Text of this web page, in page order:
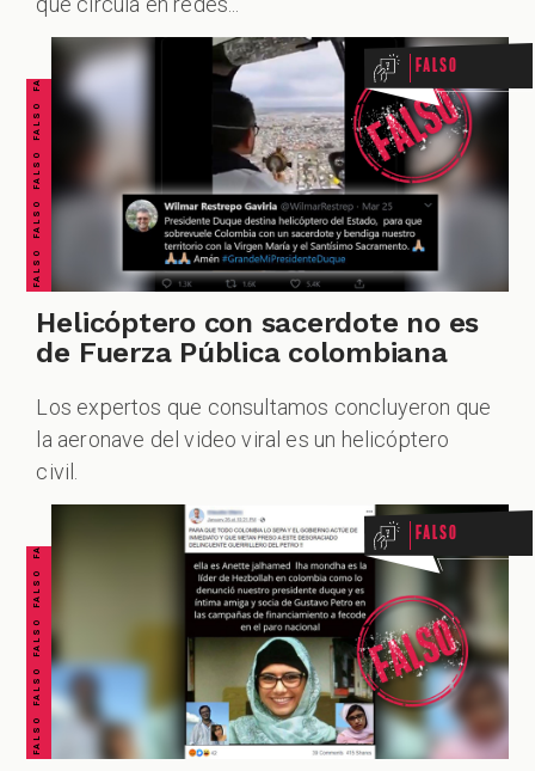
FALSO FALSO FALSO FALSO FALSO FALSO FALSO Falso
Helicóptero con sacerdote no es
de Fuerza Pública colombiana
Los expertos que consultamos concluyeron que
la aeronave del video viral es un helicóptero
civil.
FALSO FALSO FALSO FALSO FALSO FALSO FALSO Falso